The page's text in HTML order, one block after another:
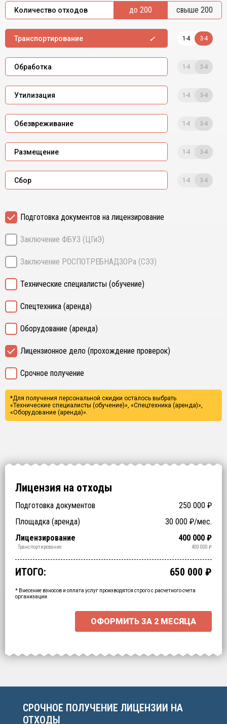
Количество отходов до 200 свыше 200
Транспортирование 1-4 3-4
Обработка 1-4 3-4
Утилизация 1-4 3-4
Обезвреживание 1-4 3-4
Размещение 1-4 3-4
Сбор 1-4 3-4
Подготовка документов на лицензирование
Заключение ФБУЗ (ЦГиЭ)
Заключение РОСПОТРЕБНАДЗОРа (СЭЗ)
Технические специалисты (обучение)
Спецтехника (аренда)
Оборудование (аренда)
Лицензионное дело (прохождение проверок)
Срочное получение
*Для получения персональной скидки осталось выбрать
«Технические специалисты (обучение)», «Спецтехника (аренда)»,
«Оборудование (аренда)».
Лицензия на отходы
Подготовка документов 250 000 ₽
Заключение ФБУЗ (ЦГиЭ)
NaN₽
Заключение РОСПОТРЕБНАДЗОРа (СЭЗ) NaN₽
Технические специалисты (обучение) ₽
Отходы > 200 ₽
Спецтехника (аренда) ₽
Оборудование (аренда) ₽
Площадка (аренда) 30 000 ₽/мес.
Срочное получение
₽
1-4 классы отходов ₽
Лицензирование 400 000 ₽
Обработка ₽
Утилизация ₽
Обезвреживание ₽
Размещение ₽
Сбор ₽
Транспортирование 400 000 ₽
Промежуточный итог: 15000 ₽
Ваша персональна скидка
-15000
ИТОГО: 650 000 ₽
* Внесение взносов и оплата услуг производятся строго с расчетного счета
организации.
ОФОРМИТЬ ЗА 2 МЕСЯЦА
для начала расчёта.
СРОЧНОЕ ПОЛУЧЕНИЕ ЛИЦЕНЗИИ НА
ОТХОДЫ